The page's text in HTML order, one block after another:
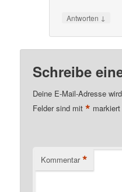
Antworten ↓
Schreibe
Deine E-Mail-Adresse
Felder sind mit* markiert
Kommentar *